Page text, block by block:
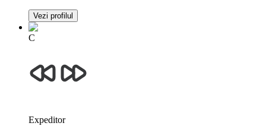
Vezi profilul
C
Expeditor